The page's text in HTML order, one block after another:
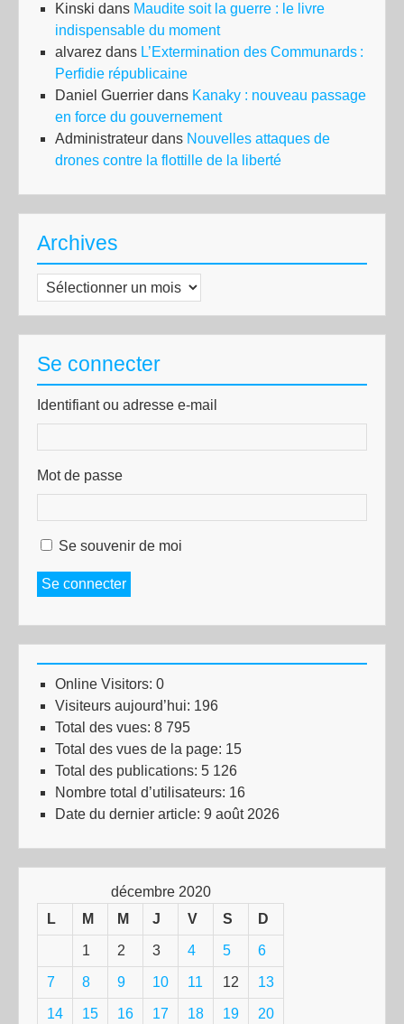
Kinski dans Maudite soit la guerre : le livre
indispensable du moment
alvarez dans L’Extermination des Communards :
Perfidie républicaine
Daniel Guerrier dans Kanaky : nouveau passage
en force du gouvernement
Administrateur dans Nouvelles attaques de
drones contre la flottille de la liberté
Archives
Archives
Se connecter
Identifiant ou adresse e-mail
Mot de passe
Se souvenir de moi
Se connecter
Online Visitors: 0
Visiteurs aujourd’hui: 196
Total des vues: 8 795
Total des vues de la page: 15
Total des publications: 5 126
Nombre total d’utilisateurs: 16
Date du dernier article: 9 août 2026
décembre 2020
L
M M J V S D
1 2 3 4 5 6
7 8 9 10 11 12 13
14 15 16 17 18 19 20